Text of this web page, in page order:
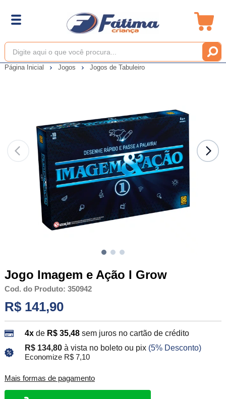
Página Inicial Jogos Jogos de Tabuleiro
Jogo Imagem e Ação I Grow
Cod. do Produto: 350942
R$ 141,90
4xde R$ 35,48 sem juros no cartão de crédito
R$ 134,80 à vista no boleto ou pix (5% Desconto)
Economize R$ 7,10
Mais formas de pagamento